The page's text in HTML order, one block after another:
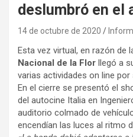
deslumbró en el
14 de octubre de 2020
Esta vez virtual, en razón de
Nacional de la Flor llegó a
varias actividades on line por
En el cierre se presentó el
del autocine Italia en
auditorio colmado de
encendían las luces al ritmo